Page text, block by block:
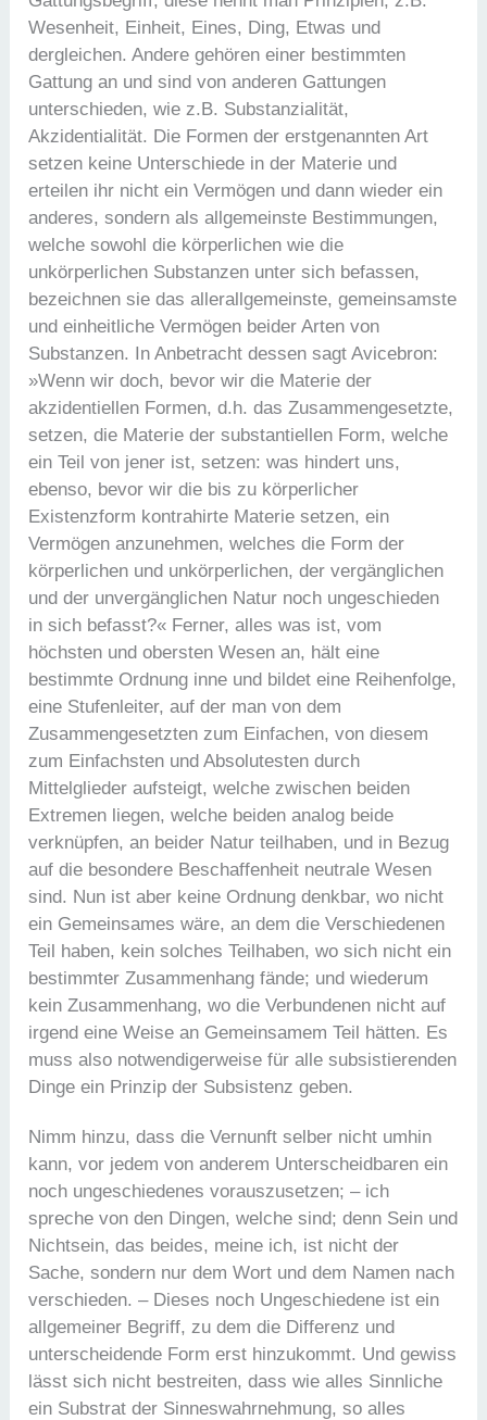
Wesenheit, Einheit, Eines, Ding, Etwas und
dergleichen. Andere gehören einer bestimmten
Gattung an und sind von anderen Gattungen
unterschieden, wie z.B. Substanzialität,
Akzidentialität. Die Formen der erstgenannten Art
setzen keine Unterschiede in der Materie und
erteilen ihr nicht ein Vermögen und dann wieder ein
anderes, sondern als allgemeinste Bestimmungen,
welche sowohl die körperlichen wie die
unkörperlichen Substanzen unter sich befassen,
bezeichnen sie das allerallgemeinste, gemeinsamste
und einheitliche Vermögen beider Arten von
Substanzen. In Anbetracht dessen sagt Avicebron:
»Wenn wir doch, bevor wir die Materie der
akzidentiellen Formen, d.h. das Zusammengesetzte,
setzen, die Materie der substantiellen Form, welche
ein Teil von jener ist, setzen: was hindert uns,
ebenso, bevor wir die bis zu körperlicher
Existenzform kontrahirte Materie setzen, ein
Vermögen anzunehmen, welches die Form der
körperlichen und unkörperlichen, der vergänglichen
und der unvergänglichen Natur noch ungeschieden
in sich befasst?« Ferner, alles was ist, vom
höchsten und obersten Wesen an, hält eine
bestimmte Ordnung inne und bildet eine Reihenfolge,
eine Stufenleiter, auf der man von dem
Zusammengesetzten zum Einfachen, von diesem
zum Einfachsten und Absolutesten durch
Mittelglieder aufsteigt, welche zwischen beiden
Extremen liegen, welche beiden analog beide
verknüpfen, an beider Natur teilhaben, und in Bezug
auf die besondere Beschaffenheit neutrale Wesen
sind. Nun ist aber keine Ordnung denkbar, wo nicht
ein Gemeinsames wäre, an dem die Verschiedenen
Teil haben, kein solches Teilhaben, wo sich nicht ein
bestimmter Zusammenhang fände; und wiederum
kein Zusammenhang, wo die Verbundenen nicht auf
irgend eine Weise an Gemeinsamem Teil hätten. Es
muss also notwendigerweise für alle subsistierenden
Dinge ein Prinzip der Subsistenz geben.
Nimm hinzu, dass die Vernunft selber nicht umhin
kann, vor jedem von anderem Unterscheidbaren ein
noch ungeschiedenes vorauszusetzen; – ich
spreche von den Dingen, welche sind; denn Sein und
Nichtsein, das beides, meine ich, ist nicht der
Sache, sondern nur dem Wort und dem Namen nach
verschieden. – Dieses noch Ungeschiedene ist ein
allgemeiner Begriff, zu dem die Differenz und
unterscheidende Form erst hinzukommt. Und gewiss
lässt sich nicht bestreiten, dass wie alles Sinnliche
ein Substrat der Sinneswahrnehmung, so alles